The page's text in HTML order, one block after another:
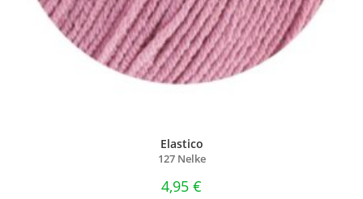
Elastico
127 Nelke
4,95 €